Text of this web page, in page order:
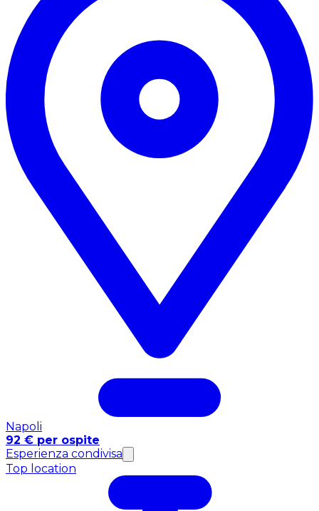
Napoli
92 € per ospite
Esperienza condivisa
Top location